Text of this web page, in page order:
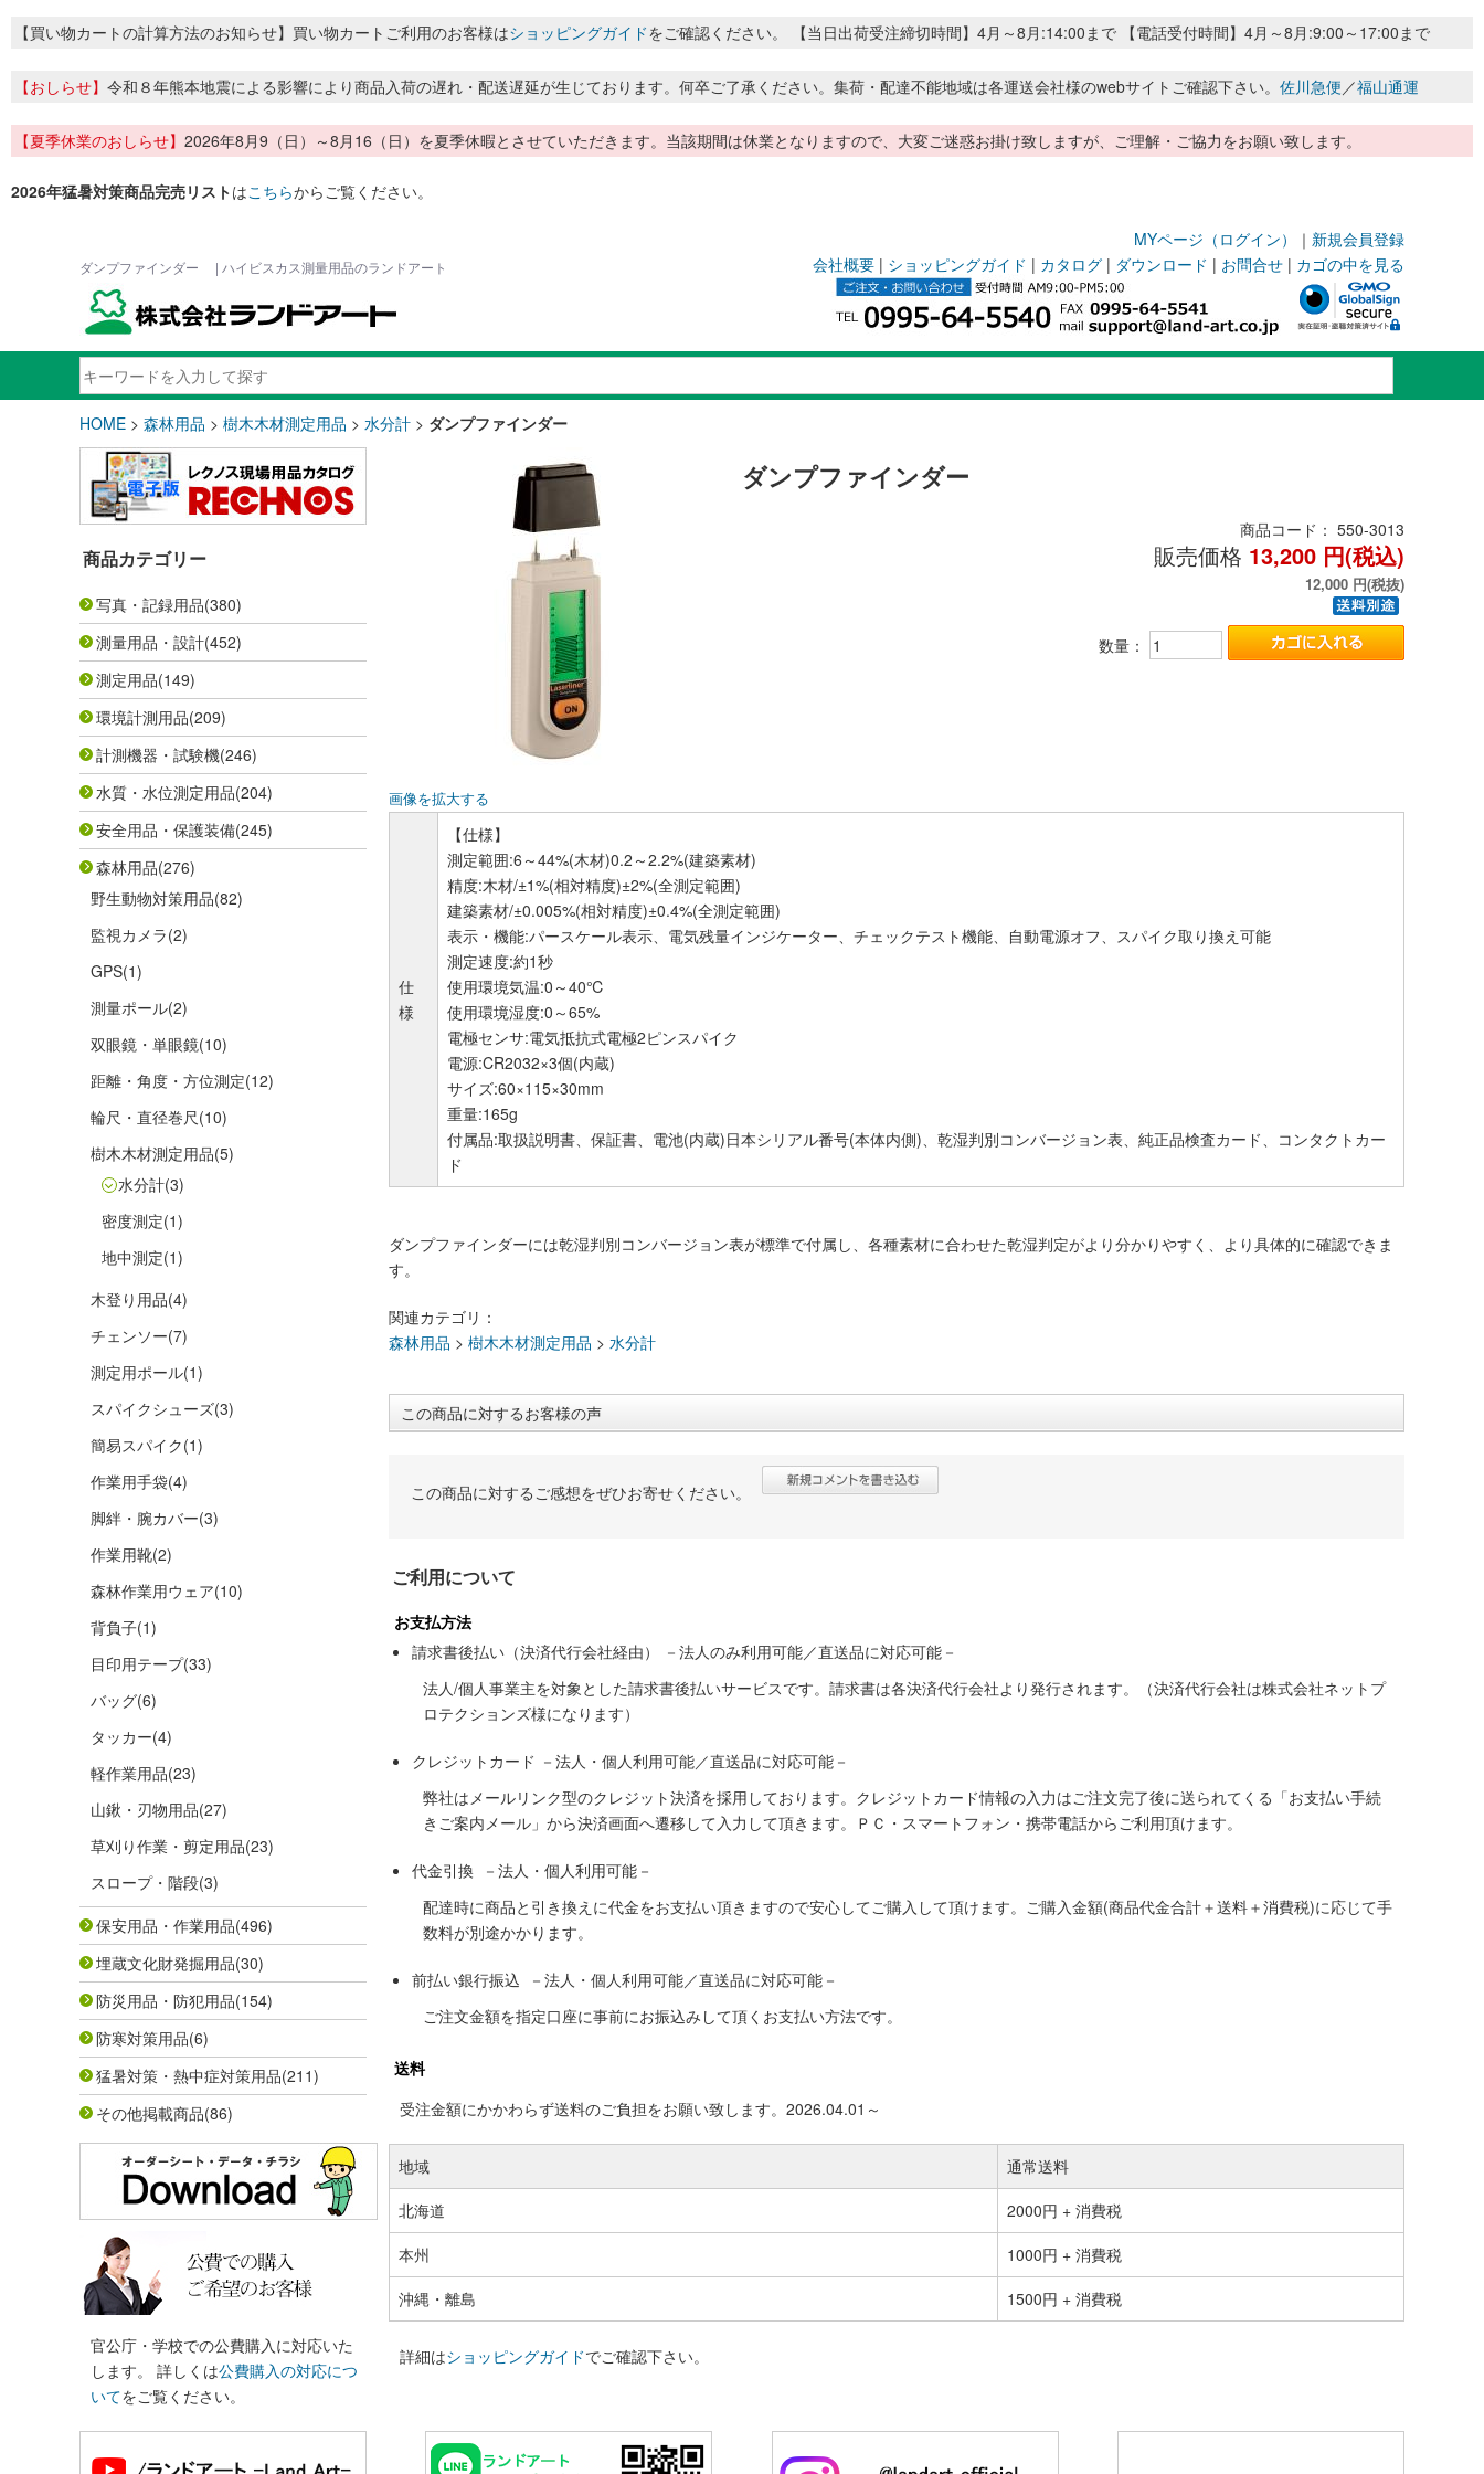
【買い物カートの計算方法のお知らせ】買い物カートご利用のお客様はショッピングガイドをご確認ください。 【当日出荷受注締切時間】4月～8月:14:00まで 【電話受付時間】4月～8月:9:00～17:00まで
【おしらせ】 令和８年熊本地震による影響により商品入荷の遅れ・配送遅延が生じております。何卒ご了承ください。集荷・配達不能地域は各運送会社様のwebサイトご確認下さい。 佐川急便／福山通運
【夏季休業のおしらせ】 2026年8月9（日）～8月16（日）を夏季休暇とさせていただきます。当該期間は休業となりますので、大変ご迷惑お掛け致しますが、ご理解・ご協力をお願い致します。
2026年猛暑対策商品完売リストはこちらからご覧ください。
MYページ（ログイン） ｜ 新規会員登録
ダンプファインダー | ハイビスカス測量用品のランドアート 会社概要 | ショッピングガイド | カタログ | ダウンロード | お問合せ | カゴの中を見る
HOME > 森林用品 > 樹木木材測定用品 > 水分計 > ダンプファインダー
商品カテゴリー
写真・記録用品(380)
測量用品・設計(452)
測定用品(149)
環境計測用品(209)
計測機器・試験機(246)
水質・水位測定用品(204)
安全用品・保護装備(245)
森林用品(276)
野生動物対策用品(82)
監視カメラ(2)
GPS(1)
測量ポール(2)
双眼鏡・単眼鏡(10)
距離・角度・方位測定(12)
輪尺・直径巻尺(10)
樹木木材測定用品(5)
水分計(3)
密度測定(1)
地中測定(1)
木登り用品(4)
チェンソー(7)
測定用ポール(1)
スパイクシューズ(3)
簡易スパイク(1)
作業用手袋(4)
脚絆・腕カバー(3)
作業用靴(2)
森林作業用ウェア(10)
背負子(1)
目印用テープ(33)
バッグ(6)
タッカー(4)
軽作業用品(23)
山鍬・刃物用品(27)
草刈り作業・剪定用品(23)
スロープ・階段(3)
保安用品・作業用品(496)
埋蔵文化財発掘用品(30)
防災用品・防犯用品(154)
防寒対策用品(6)
猛暑対策・熱中症対策用品(211)
その他掲載商品(86)
官公庁・学校での公費購入に対応いた
します。 詳しくは公費購入の対応につ
いてをご覧ください。
画像を拡大する
ダンプファインダー
商品コード： 550-3013
販売価格 13,200 円(税込)
12,000 円(税抜)
数量：
仕
様
【仕様】
測定範囲:6～44%(木材)0.2～2.2%(建築素材)
精度:木材/±1%(相対精度)±2%(全測定範囲)
建築素材/±0.005%(相対精度)±0.4%(全測定範囲)
表示・機能:パースケール表示、電気残量インジケーター、チェックテスト機能、自動電源オフ、スパイク取り換え可能
測定速度:約1秒
使用環境気温:0～40℃
使用環境湿度:0～65%
電極センサ:電気抵抗式電極2ピンスパイク
電源:CR2032×3個(内蔵)
サイズ:60×115×30mm
重量:165g
付属品:取扱説明書、保証書、電池(内蔵)日本シリアル番号(本体内側)、乾湿判別コンバージョン表、純正品検査カード、コンタクトカー
ド
ダンプファインダーには乾湿判別コンバージョン表が標準で付属し、各種素材に合わせた乾湿判定がより分かりやすく、より具体的に確認できま
す。
関連カテゴリ：
森林用品 > 樹木木材測定用品 > 水分計
この商品に対するお客様の声
この商品に対するご感想をぜひお寄せください。
ご利用について
お支払方法
請求書後払い（決済代行会社経由） －法人のみ利用可能／直送品に対応可能－
法人/個人事業主を対象とした請求書後払いサービスです。請求書は各決済代行会社より発行されます。（決済代行会社は株式会社ネットプ
ロテクションズ様になります）
クレジットカード －法人・個人利用可能／直送品に対応可能－
弊社はメールリンク型のクレジット決済を採用しております。クレジットカード情報の入力はご注文完了後に送られてくる「お支払い手続
きご案内メール」から決済画面へ遷移して入力して頂きます。ＰＣ・スマートフォン・携帯電話からご利用頂けます。
代金引換 －法人・個人利用可能－
配達時に商品と引き換えに代金をお支払い頂きますので安心してご購入して頂けます。ご購入金額(商品代金合計＋送料＋消費税)に応じて手
数料が別途かかります。
前払い銀行振込 －法人・個人利用可能／直送品に対応可能－
ご注文金額を指定口座に事前にお振込みして頂くお支払い方法です。
送料
受注金額にかかわらず送料のご負担をお願い致します。2026.04.01～
地域
通常送料
北海道
2000円 + 消費税
本州
1000円 + 消費税
沖縄・離島
1500円 + 消費税
詳細はショッピングガイドでご確認下さい。